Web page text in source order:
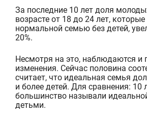
За последние 10 лет доля
возрасте от 18 до 24 лет,
нормальной семью без детей,
20%.
Несмотря на это, наблюдаются и
изменения. Сейчас половина
считает, что идеальная семья
и более детей. Для сравнения: 10
большинство называли
детьми.